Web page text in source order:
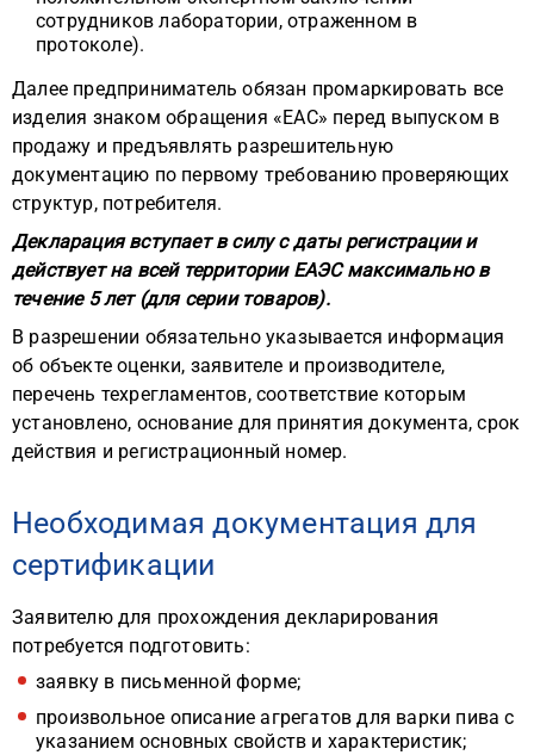
сотрудников лаборатории, отраженном в
протоколе).
Далее предприниматель обязан промаркировать все
изделия знаком обращения «ЕАС» перед выпуском в
продажу и предъявлять разрешительную
документацию по первому требованию проверяющих
структур, потребителя.
Декларация вступает в силу с даты регистрации и
действует на всей территории ЕАЭС максимально в
течение 5 лет (для серии товаров).
В разрешении обязательно указывается информация
об объекте оценки, заявителе и производителе,
перечень техрегламентов, соответствие которым
установлено, основание для принятия документа, срок
действия и регистрационный номер.
Необходимая документация для
сертификации
Заявителю для прохождения декларирования
потребуется подготовить:
заявку в письменной форме;
произвольное описание агрегатов для варки пива с
указанием основных свойств и характеристик;